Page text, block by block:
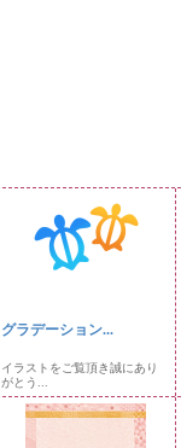
グラデーション...
イラストをご覧頂き誠にあり
がとう...